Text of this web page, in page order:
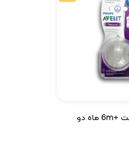
سرشیشه اونت +6m ماه دو